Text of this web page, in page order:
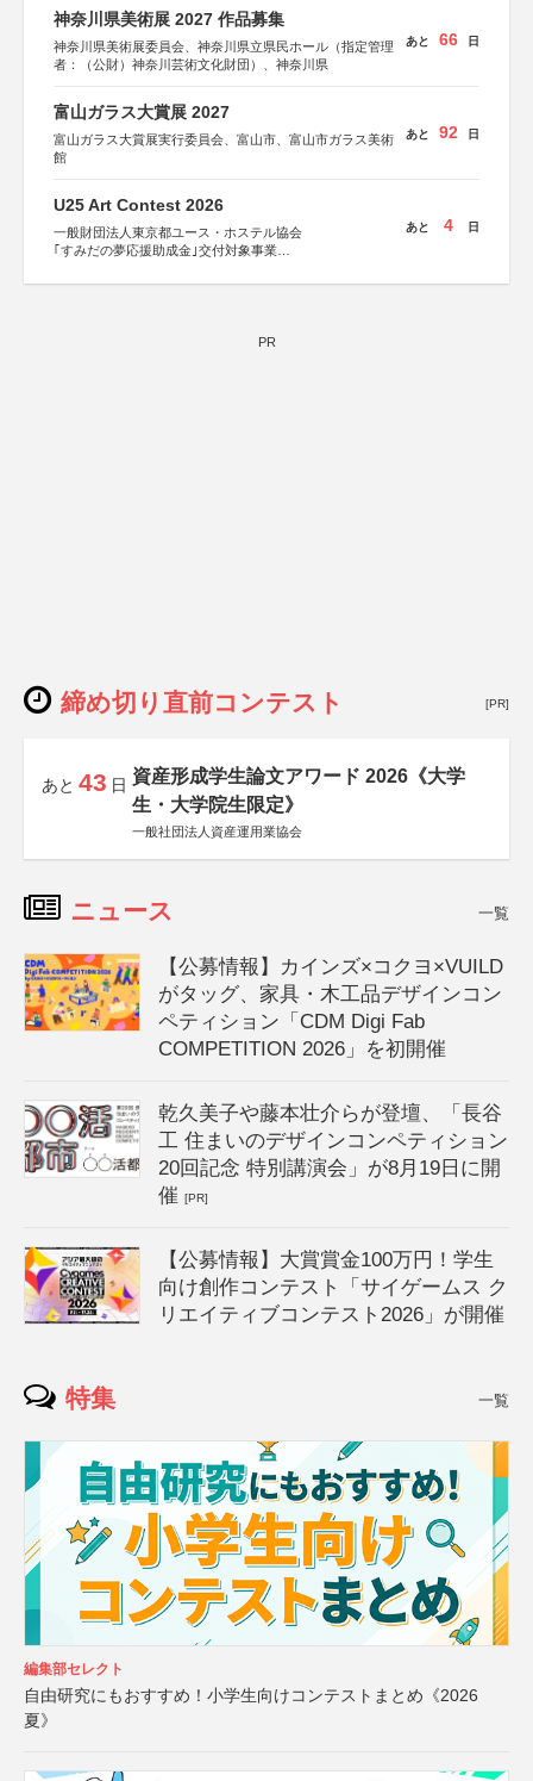
神奈川県美術展 2027 作品募集
神奈川県美術展委員会、神奈川県立県民ホール（指定管理
者：（公財）神奈川芸術文化財団）、神奈川県
あと 66 日
富山ガラス大賞展 2027
富山ガラス大賞展実行委員会、富山市、富山市ガラス美術
館
あと 92 日
U25 Art Contest 2026
一般財団法人東京都ユース・ホステル協会
｢すみだの夢応援助成金｣交付対象事業
あと 4 日
PR
締め切り直前コンテスト [PR]
あと 43 日 資産形成学生論文アワード 2026《大学
生・大学院生限定》
一般社団法人資産運用業協会
ニュース 一覧
【公募情報】カインズ×コクヨ×VUILD
がタッグ、家具・木工品デザインコン
ペティション「CDM Digi Fab
COMPETITION 2026」を初開催
乾久美子や藤本壮介らが登壇、「長谷
工 住まいのデザインコンペティション
20回記念 特別講演会」が8月19日に開
催[PR]
【公募情報】大賞賞金100万円！学生
向け創作コンテスト「サイゲームス ク
リエイティブコンテスト2026」が開催
特集 一覧
編集部セレクト
自由研究にもおすすめ！小学生向けコンテストまとめ《2026
夏》